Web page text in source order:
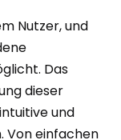
Nutzer, und
Das
dieser
und
Von einfachen